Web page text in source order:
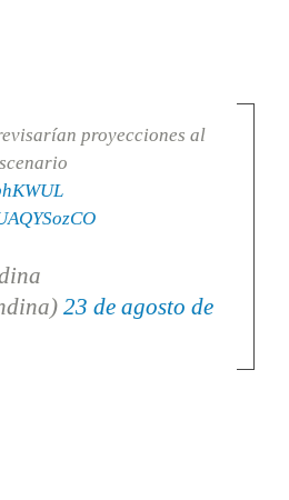
proyecciones al
23 de agosto de